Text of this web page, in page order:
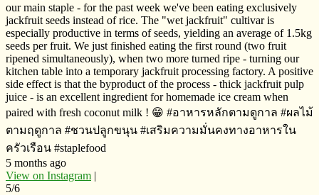
our main staple - for the past week we've been eating exclusively
jackfruit seeds instead of rice. The "wet jackfruit" cultivar is
especially productive in terms of seeds, yielding an average of 1.5kg
seeds per fruit. We just finished eating the first round (two fruit
ripened simultaneously), when two more turned ripe - turning our
kitchen table into a temporary jackfruit processing factory. A positive
side effect is that the byproduct of the process - thick jackfruit pulp
juice - is an excellent ingredient for homemade ice cream when
paired with fresh coconut milk ! 😁 #อาหารหลักตามดูกาล​ #ผลไม้
ตามฤดูกาล​ #ชวนปลูกขนุน​ #เสริมความมั่นคงทางอาหารใน
ครัวเรือน​ #staplefood
5 months ago
View on Instagram |
5/6